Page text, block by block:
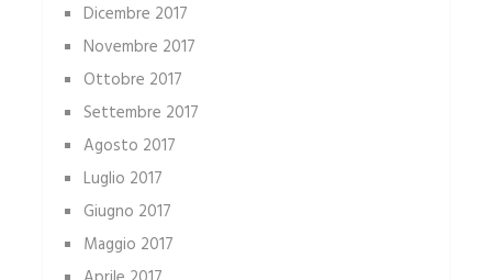
Dicembre 2017
Novembre 2017
Ottobre 2017
Settembre 2017
Agosto 2017
Luglio 2017
Giugno 2017
Maggio 2017